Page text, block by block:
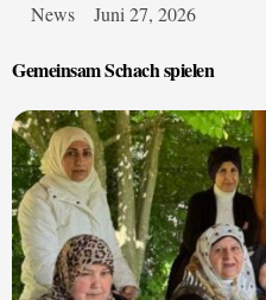
News Juni 27, 2026
Gemeinsam Schach spielen